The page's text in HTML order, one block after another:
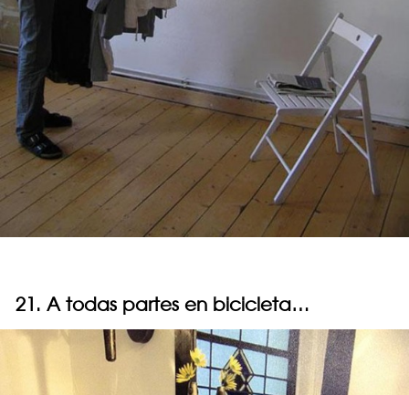
21. A todas partes en bicicleta…